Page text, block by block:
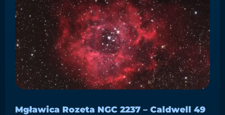
Mgławica Rozeta NGC 2237 – Caldwell 49